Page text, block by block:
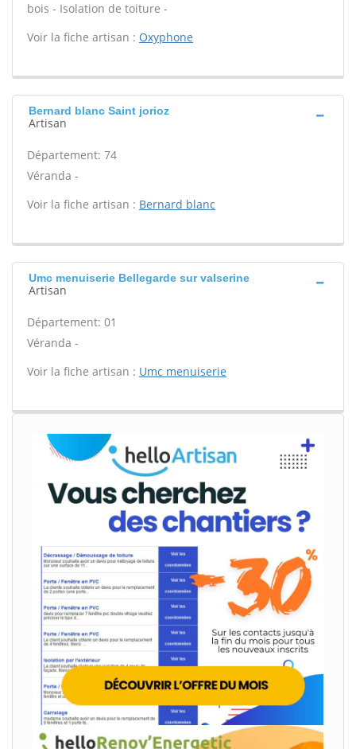
bois - Isolation de toiture -
Voir la fiche artisan : Oxyphone
Bernard blanc Saint jorioz
Artisan
Département: 74
Véranda -
Voir la fiche artisan : Bernard blanc
Umc menuiserie Bellegarde sur valserine
Artisan
Département: 01
Véranda -
Voir la fiche artisan : Umc menuiserie